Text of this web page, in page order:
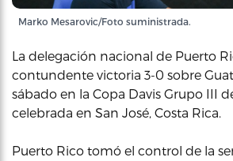
Marko Mesarovic/Foto suministrada.
La delegación nacional de Puerto
contundente victoria 3-0 sobre
sábado en la Copa Davis Grupo III
celebrada en San José, Costa Rica.
Puerto Rico tomó el control de la